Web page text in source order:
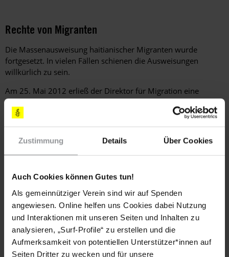
Zustimmung Details Über Cookies
Auch Cookies können Gutes tun!
Als gemeinnütziger Verein sind wir auf Spenden
angewiesen. Online helfen uns Cookies dabei Nutzung
und Interaktionen mit unseren Seiten und Inhalten zu
analysieren, „Surf-Profile“ zu erstellen und die
Aufmerksamkeit von potentiellen Unterstützer*innen auf
Seiten Dritter zu wecken und für unsere
Rechte von Migranten
Die Massenausweisung haitianischer Migranten wurde
fortgesetzt. In vielen Fällen schienen die Ausweisungen
willkürlich zu sein.
Am 25. Mai 2012 erließ der Direktor für Migration eine
Direktive, in der er den Bildungsminister anwies, keine
ausländischen Kinder ohne gültige Ausweisdokumente in den
Schulen zu akzeptieren. Nachdem Kritik an der Direktive laut
geworden war, wurde sie im Juni zurückgezogen.
Gewalt gegen Frauen und Mädchen
Nach Angaben der Generalstaatsanwaltschaft sank die Zahl
der im Jahr 2012 von ihrem jetzigen oder früheren Partner
getöteten Frauen und Mädchen gegenüber dem Vorjahr um
Frauenrechtsorganisationen äußerten die Befürchtung, dass